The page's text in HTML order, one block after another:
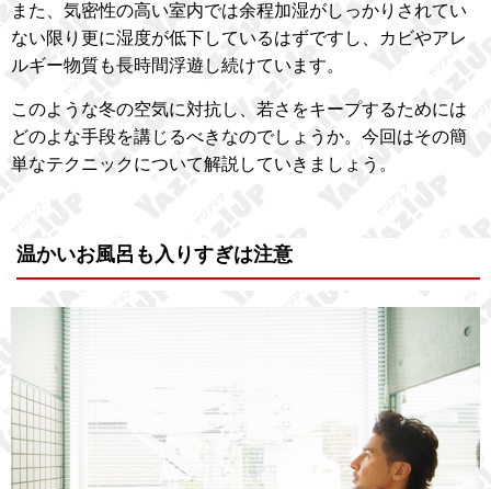
また、気密性の高い室内では余程加湿がしっかりされてい
ない限り更に湿度が低下しているはずですし、カビやアレ
ルギー物質も長時間浮遊し続けています。
このような冬の空気に対抗し、若さをキープするためには
どのよな手段を講じるべきなのでしょうか。今回はその簡
単なテクニックについて解説していきましょう。
温かいお風呂も入りすぎは注意